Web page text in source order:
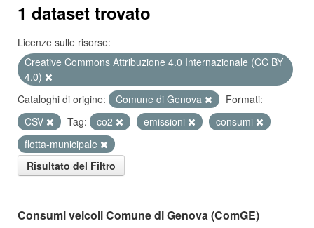
1 dataset trovato
Licenze sulle risorse:
Creative Commons Attribuzione 4.0 Internazionale (CC BY
4.0)
Cataloghi di origine:
Comune di Genova
Formati:
CSV
Tag: co2 emissioni
consumi
flotta-municipale
Risultato del Filtro
Consumi veicoli Comune di Genova (ComGE)